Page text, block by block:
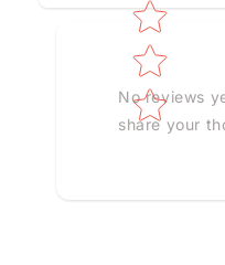
No reviews
share your